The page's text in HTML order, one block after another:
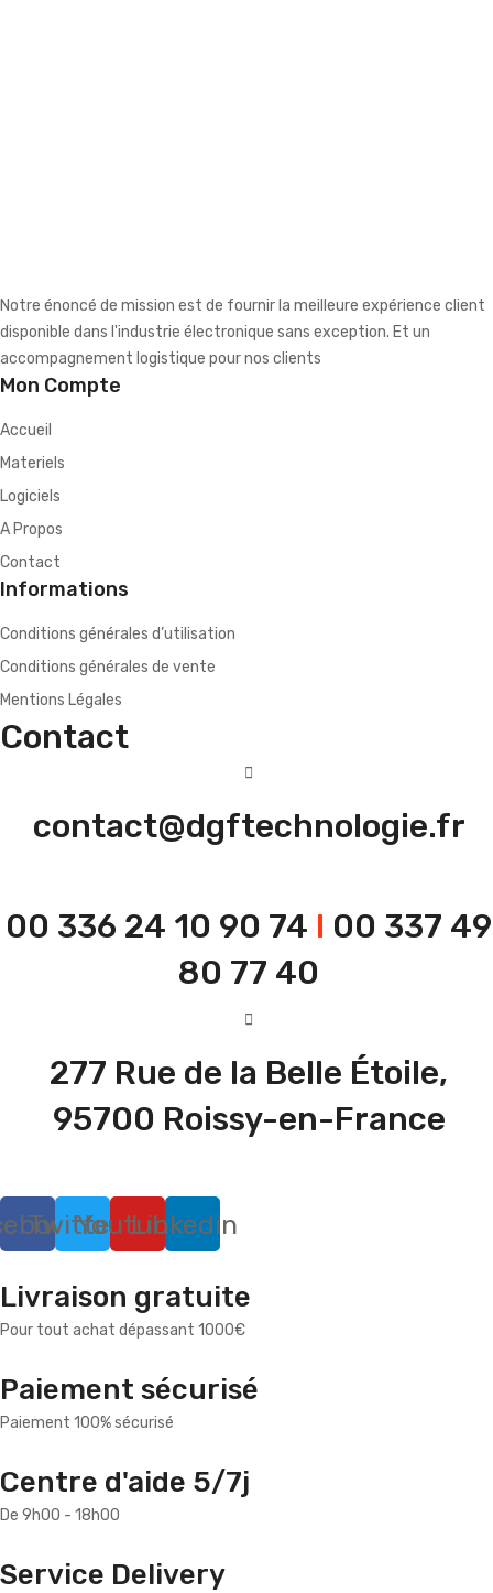
Notre énoncé de mission est de fournir la meilleure expérience client
disponible dans l'industrie électronique sans exception. Et un
accompagnement logistique pour nos clients
Mon Compte
Accueil
Materiels
Logiciels
A Propos
Contact
Informations
Conditions générales d’utilisation
Conditions générales de vente
Mentions Légales
Contact
contact@dgftechnologie.fr
00 336 24 10 90 74 I 00 337 49
80 77 40
277 Rue de la Belle Étoile,
95700 Roissy-en-France
TwitterYoutubeLinkedin
Livraison gratuite
Pour tout achat dépassant 1000€
Paiement sécurisé
Paiement 100% sécurisé
Centre d'aide 5/7j
De 9h00 - 18h00
Service Delivery